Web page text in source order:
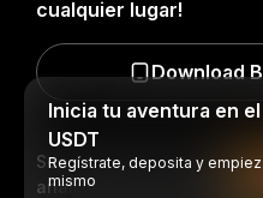
Sea el primero en
análisis del mundo
cualquier lugar!
Download
Inicia tu aventura en
USDT
Regístrate, deposita y
mismo